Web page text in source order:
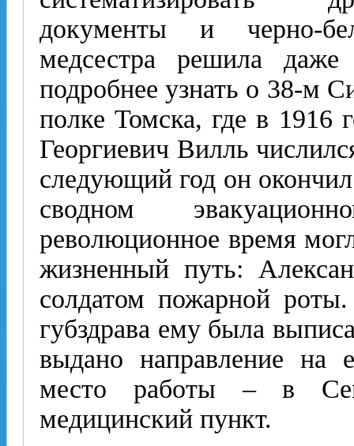
документы и черно-
медсестра решила
подробнее узнать о 38-м
полке Томска, где в 1916
Георгиевич Вилль
следующий год он
сводном
революционное время
жизненный путь:
солдатом пожарной
губздрава ему была
выдано направление на
место работы – в
медицинский пункт.